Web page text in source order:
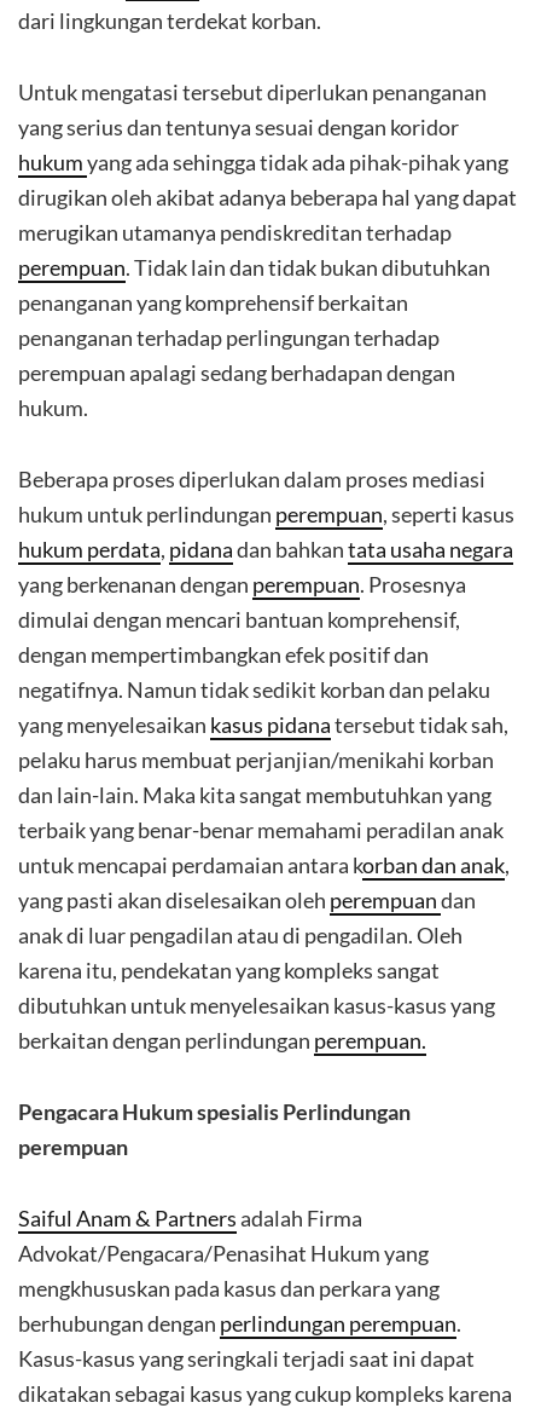
dari lingkungan terdekat korban.
Untuk mengatasi tersebut diperlukan penanganan
yang serius dan tentunya sesuai dengan koridor
hukumyang ada sehingga tidak ada pihak-pihak yang
dirugikan oleh akibat adanya beberapa hal yang dapat
merugikan utamanya pendiskreditan terhadap
perempuan. Tidak lain dan tidak bukan dibutuhkan
penanganan yang komprehensif berkaitan
penanganan terhadap perlingungan terhadap
perempuan apalagi sedang berhadapan dengan
hukum.
Beberapa proses diperlukan dalam proses mediasi
hukum untuk perlindungan perempuan, seperti kasus
hukum perdata, pidanadan bahkantata usaha negara
yang berkenanan dengan perempuan. Prosesnya
dimulai dengan mencari bantuan komprehensif,
dengan mempertimbangkan efek positif dan
negatifnya. Namun tidak sedikit korban dan pelaku
yang menyelesaikan kasus pidanatersebut tidak sah,
pelaku harus membuat perjanjian/menikahi korban
dan lain-lain. Maka kita sangat membutuhkan yang
terbaik yang benar-benar memahami peradilan anak
untuk mencapai perdamaian antara korban dan anak,
yang pasti akan diselesaikan oleh perempuandan
anak di luar pengadilan atau di pengadilan. Oleh
karena itu, pendekatan yang kompleks sangat
dibutuhkan untuk menyelesaikan kasus-kasus yang
berkaitan dengan perlindungan perempuan.
Pengacara Hukum spesialis Perlindungan
perempuan
Saiful Anam & Partnersadalah Firma
Advokat/Pengacara/Penasihat Hukum yang
mengkhususkan pada kasus dan perkara yang
berhubungan dengan perlindungan perempuan.
Kasus-kasus yang seringkali terjadi saat ini dapat
dikatakan sebagai kasus yang cukup kompleks karena